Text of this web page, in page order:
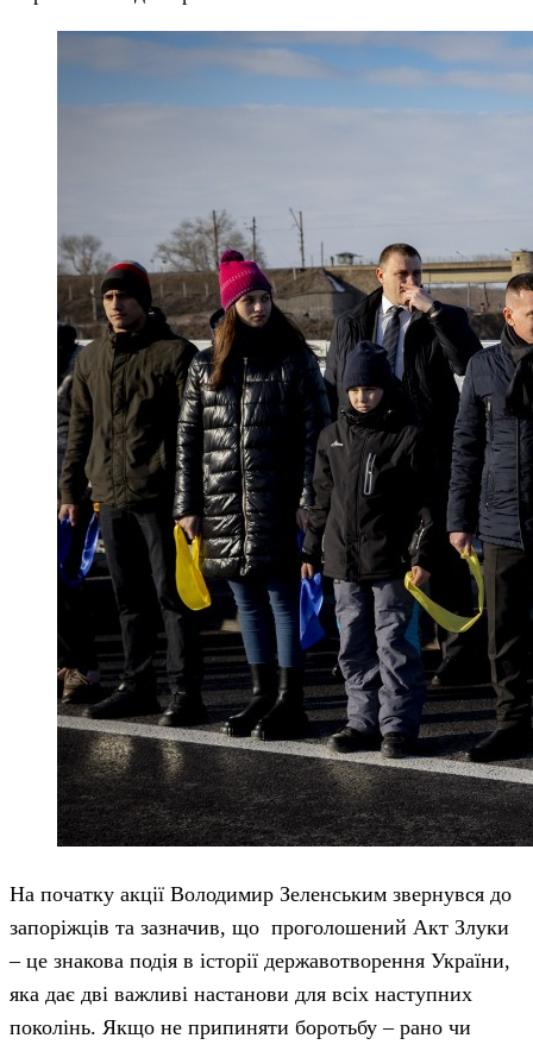
На початку акції Володимир Зеленським звернувся до
запоріжців та зазначив, що проголошений Акт Злуки
– це знакова подія в історії державотворення України,
яка дає дві важливі настанови для всіх наступних
поколінь. Якщо не припиняти боротьбу – рано чи